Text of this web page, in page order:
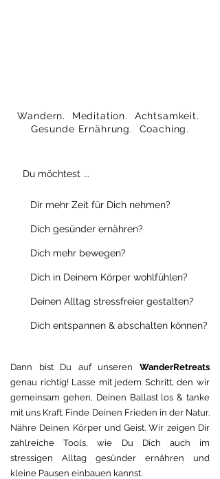
Wandern. Meditation. Achtsamkeit.
Gesunde Ernährung. Coaching.
Du möchtest ...
Dir mehr Zeit für Dich nehmen?
Dich gesünder ernähren?
Dich mehr bewegen?
Dich in Deinem Körper wohlfühlen?
Deinen Alltag stressfreier gestalten?
Dich entspannen & abschalten können?
Dann bist Du auf unseren WanderRetreats
genau richtig! Lasse mit jedem Schritt, den wir
gemeinsam gehen, Deinen Ballast los & tanke
mit uns Kraft. Finde Deinen Frieden in der Natur.
Nähre Deinen Körper und Geist.Wir zeigen Dir
zahlreiche Tools, wie Du Dich auch im
stressigen Alltag gesünder ernähren und
kleine Pausen einbauen kannst.